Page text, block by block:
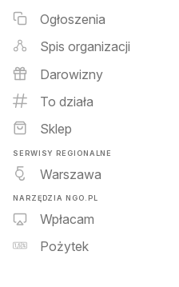
Ogłoszenia
Spis organizacji
Darowizny
To działa
Sklep
SERWISY REGIONALNE
Warszawa
NARZĘDZIA NGO.PL
Wpłacam
Pożytek